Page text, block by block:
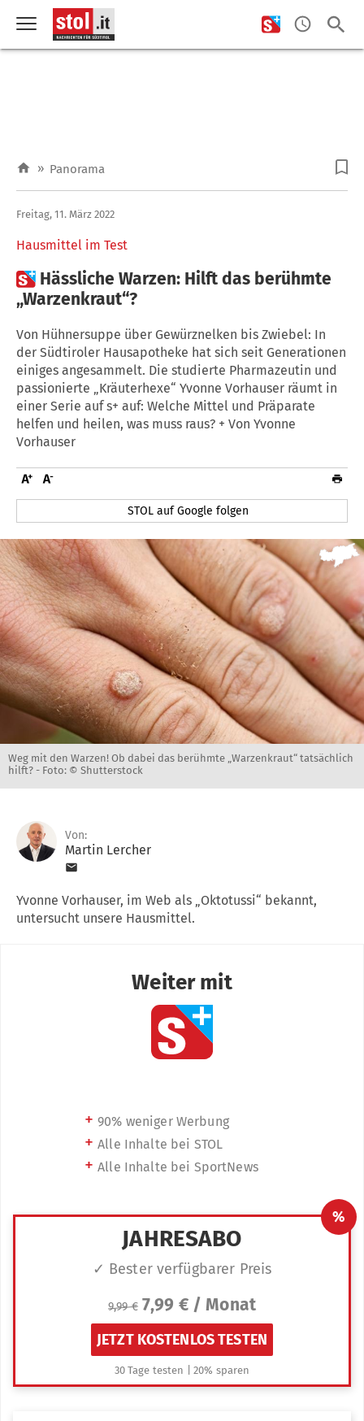
» Panorama
Hausmittel im Test
Freitag, 11. März 2022
 Hässliche Warzen: Hilft das berühmte
„Warzenkraut“?
Von Hühnersuppe über Gewürznelken bis Zwiebel: In
der Südtiroler Hausapotheke hat sich seit Generationen
einiges angesammelt. Die studierte Pharmazeutin und
passionierte „Kräuterhexe“ Yvonne Vorhauser räumt in
einer Serie auf s+ auf: Welche Mittel und Präparate
helfen und heilen, was muss raus? + Von Yvonne
Vorhauser
STOL auf Google folgen
Weg mit den Warzen! Ob dabei das berühmte „Warzenkraut“ tatsächlich
hilft? - Foto: © Shutterstock
Von:
Martin Lercher
Yvonne Vorhauser, im Web als „Oktotussi“ bekannt,
untersucht unsere Hausmittel.